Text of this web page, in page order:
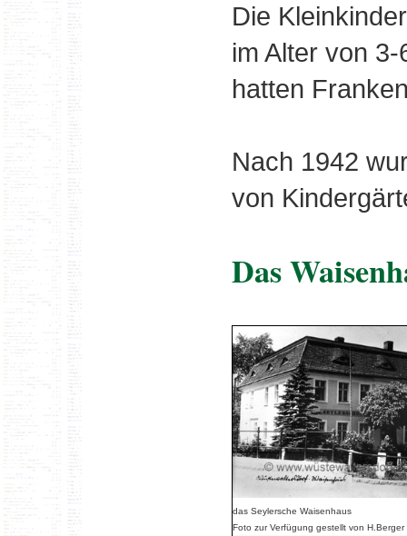
Die
im Alter von
hatten
Nach 1942
von
Das
das Seylersche Waisenhaus
Foto zur Verfügung gestellt von H.Berger